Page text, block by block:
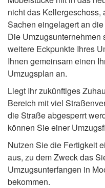
nicht das
Sachen eingelagert an
Die Umzugsunternehmen
weitere Eckpunkte Ihres
Ihnen gemeinsam einen
Umzugsplan an.
Liegt Ihr zukünftiges
Bereich mit viel
die Straße abgesperrt
können Sie einer
Nutzen Sie die Fertigkeit
aus, zu dem Zweck das
Umzugsunterfangen in
bekommen.